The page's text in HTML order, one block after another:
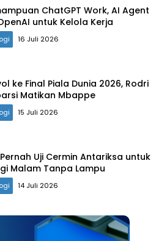
ChatGPT Work, AI Agent
untuk Kelola Kerja
16 Juli 2026
ke Final Piala Dunia 2026, Rodri
Matikan Mbappe
15 Juli 2026
Uji Cermin Antariksa untuk
Malam Tanpa Lampu
14 Juli 2026